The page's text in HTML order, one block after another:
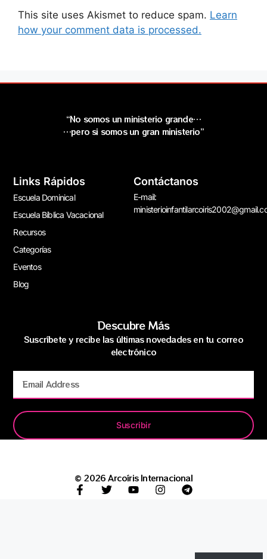
This site uses Akismet to reduce spam. Learn
how your comment data is processed.
“No somos un ministerio grande…
…pero si somos un gran ministerio”
Links Rápidos
Escuela Dominical
Escuela Bíblica Vacacional
Recursos
Categorías
Eventos
Blog
Contáctanos
E-mail:
Descubre Más
Suscríbete y recibe las últimas novedades en tu correo
electrónico
Suscribir
© 2026 Arcoíris Internacional